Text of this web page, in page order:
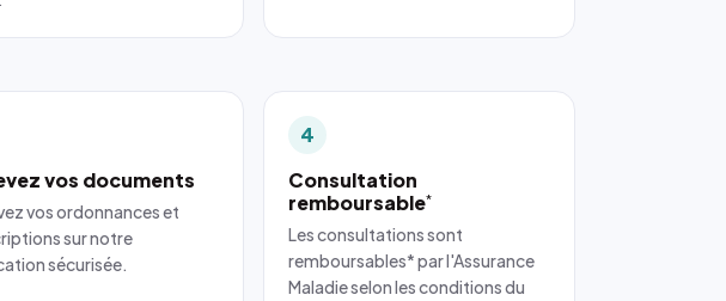
vos documents
vos ordonnances et
sur notre
sécurisée.
4
Consultation
remboursable*
Les consultations sont
remboursables* par l'Assurance
Maladie selon les conditions du